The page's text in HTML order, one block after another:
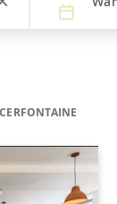
CERFONTAINE